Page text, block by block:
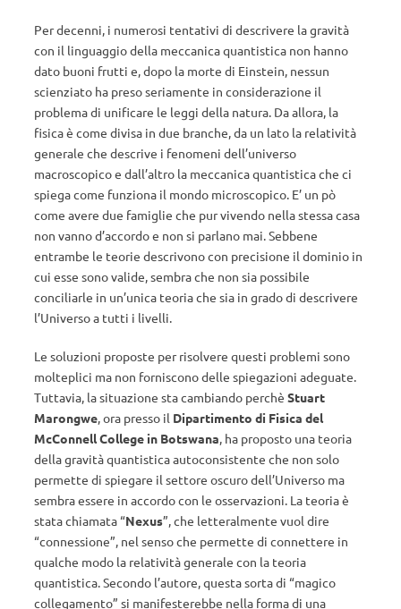
Per decenni, i numerosi tentativi di descrivere la gravità
con il linguaggio della meccanica quantistica non hanno
dato buoni frutti e, dopo la morte di Einstein, nessun
scienziato ha preso seriamente in considerazione il
problema di unificare le leggi della natura. Da allora, la
fisica è come divisa in due branche, da un lato la relatività
generale che descrive i fenomeni dell’universo
macroscopico e dall’altro la meccanica quantistica che ci
spiega come funziona il mondo microscopico. E’ un pò
come avere due famiglie che pur vivendo nella stessa casa
non vanno d’accordo e non si parlano mai. Sebbene
entrambe le teorie descrivono con precisione il dominio in
cui esse sono valide, sembra che non sia possibile
conciliarle in un’unica teoria che sia in grado di descrivere
l’Universo a tutti i livelli.
Le soluzioni proposte per risolvere questi problemi sono
molteplici ma non forniscono delle spiegazioni adeguate.
Tuttavia, la situazione sta cambiando perchè Stuart
Marongwe, ora presso il Dipartimento di Fisica del
McConnell College in Botswana, ha proposto una teoria
della gravità quantistica autoconsistente che non solo
permette di spiegare il settore oscuro dell’Universo ma
sembra essere in accordo con le osservazioni. La teoria è
stata chiamata “Nexus”, che letteralmente vuol dire
“connessione”, nel senso che permette di connettere in
qualche modo la relatività generale con la teoria
quantistica. Secondo l’autore, questa sorta di “magico
collegamento” si manifesterebbe nella forma di una